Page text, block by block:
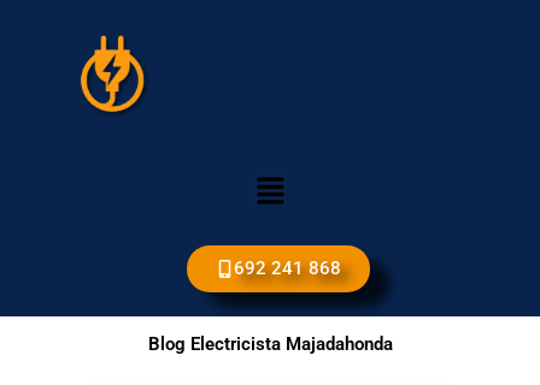
contenido
Menú
692 241 868
Blog Electricista Majadahonda